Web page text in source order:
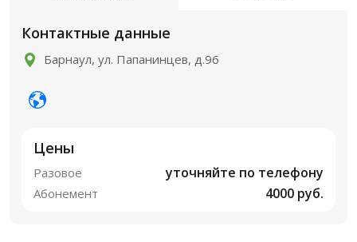
Контактные данные
Барнаул, ул. Папанинцев, д.96
Цены
Разовое уточняйте по телефону
Абонемент 4000 руб.